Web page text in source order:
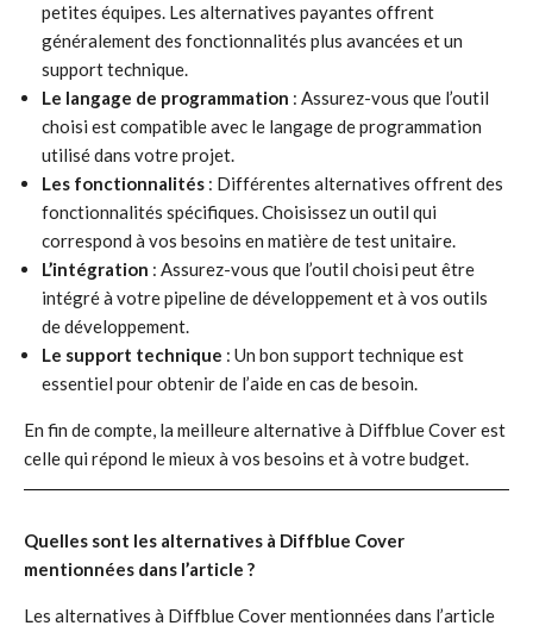
petites équipes. Les alternatives payantes offrent
généralement des fonctionnalités plus avancées et un
support technique.
Le langage de programmation : Assurez-vous que l’outil
choisi est compatible avec le langage de programmation
utilisé dans votre projet.
Les fonctionnalités : Différentes alternatives offrent des
fonctionnalités spécifiques. Choisissez un outil qui
correspond à vos besoins en matière de test unitaire.
L’intégration : Assurez-vous que l’outil choisi peut être
intégré à votre pipeline de développement et à vos outils
de développement.
Le support technique : Un bon support technique est
essentiel pour obtenir de l’aide en cas de besoin.
En fin de compte, la meilleure alternative à Diffblue Cover est
celle qui répond le mieux à vos besoins et à votre budget.
Quelles sont les alternatives à Diffblue Cover
mentionnées dans l’article ?
Les alternatives à Diffblue Cover mentionnées dans l’article